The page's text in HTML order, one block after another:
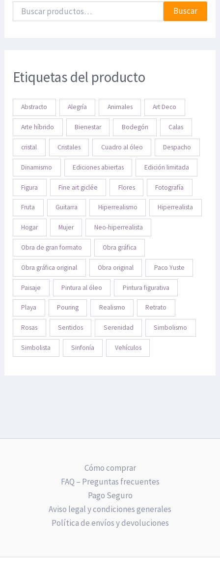
Buscar
Etiquetas del producto
Abstracto Alegría Animales Art Deco
Arte híbrido Bienestar Bodegón Calas
cristal Cristales Cuadro al óleo Despacho
Dinamismo Ediciones abiertas Edición limitada
Figura Fine art giclée Flores Fotografía
Fruta Guitarra Hiperrealismo Hiperrealista
Hogar Mujer Neo-hiperrealista
Obra de gran formato Obra gráfica
Obra gráfica original Obra original Paco Yuste
Paisaje Pintura al óleo Pintura figurativa
Playa Pouring Realismo Retrato
Rosas Sentidos Serenidad Simbolismo
Simbolista Sinfonía Vehículos
Cómo comprar
FAQ – Preguntas frecuentes
Pago Seguro
Aviso legal y condiciones generales
Política de envíos y devoluciones